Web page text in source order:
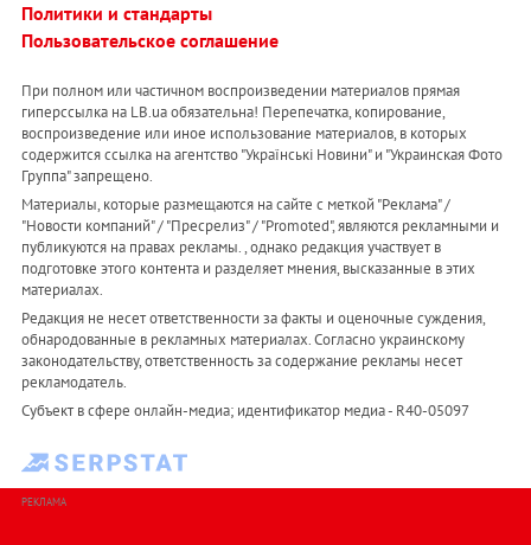
Политики и стандарты
Пользовательское соглашение
При полном или частичном воспроизведении материалов прямая
гиперссылка на LB.ua обязательна! Перепечатка, копирование,
воспроизведение или иное использование материалов, в которых
содержится ссылка на агентство "Українськi Новини" и "Украинская Фото
Группа" запрещено.
Материалы, которые размещаются на сайте с меткой "Реклама" /
"Новости компаний" / "Пресрелиз" / "Promoted", являются рекламными и
публикуются на правах рекламы. , однако редакция участвует в
подготовке этого контента и разделяет мнения, высказанные в этих
материалах.
Редакция не несет ответственности за факты и оценочные суждения,
обнародованные в рекламных материалах. Согласно украинскому
законодательству, ответственность за содержание рекламы несет
рекламодатель.
Субъект в сфере онлайн-медиа; идентификатор медиа - R40-05097
РЕКЛАМА